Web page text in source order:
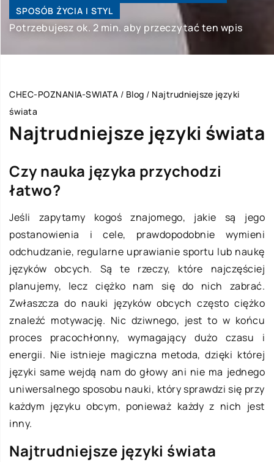
SPOSÓB ŻYCIA I STYL
Potrzebujesz ok. 2 min. aby przeczytać ten wpis
CHEC-POZNANIA-SWIATA / Blog / Najtrudniejsze języki
świata
Najtrudniejsze języki świata
Czy nauka języka przychodzi
łatwo?
Jeśli zapytamy kogoś znajomego, jakie są jego
postanowienia i cele, prawdopodobnie wymieni
odchudzanie, regularne uprawianie sportu lub naukę
języków obcych. Są te rzeczy, które najczęściej
planujemy, lecz ciężko nam się do nich zabrać.
Zwłaszcza do nauki języków obcych często ciężko
znaleźć motywację. Nic dziwnego, jest to w końcu
proces pracochłonny, wymagający dużo czasu i
energii. Nie istnieje magiczna metoda, dzięki której
języki same wejdą nam do głowy ani nie ma jednego
uniwersalnego sposobu nauki, który sprawdzi się przy
każdym języku obcym, ponieważ każdy z nich jest
inny.
Najtrudniejsze języki świata